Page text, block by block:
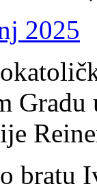
2025
Gradu
bratu